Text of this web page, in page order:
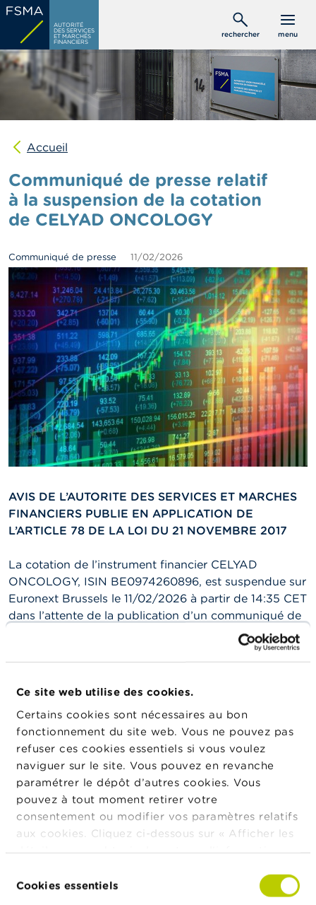
Ce site web utilise des cookies.
Certains cookies sont nécessaires au bon
fonctionnement du site web. Vous ne pouvez pas
refuser ces cookies essentiels si vous voulez
naviguer sur le site. Vous pouvez en revanche
paramétrer le dépôt d’autres cookies. Vous
pouvez à tout moment retirer votre
consentement ou modifier vos paramètres relatifs
aux cookies. Cliquez ci-dessous sur « Afficher les
détails » pour obtenir davantage d'informations.
consultable dans son intégralité
duCookies essentiels
Aller
contenu
principal
AUTORITÉ
DES SERVICES
ET MARCHÉS
FINANCIERS
rechercher menu
C
s
o
m
t
u
P
r
o
e
s
s
i
o
n
n
e
l
s
L
a
F
S
M
A
A
c
t
u
l
i
t
é
s
i
e
e
n
d
m
p
Accueil
Communiqué de presse relatif
à la suspension de la cotation
de CELYAD ONCOLOGY
Communiqué de presse 11/02/2026
AVIS DE L’AUTORITE DES SERVICES ET MARCHES
FINANCIERS PUBLIE EN APPLICATION DE
L’ARTICLE 78 DE LA LOI DU 21 NOVEMBRE 2017
La cotation de l’instrument financier CELYAD
ONCOLOGY, ISIN BE0974260896, est suspendue sur
Euronext Brussels le 11/02/2026 à partir de 14:35 CET
dans l’attente de la publication d’un communiqué de
Actualités & Mises en garde
24/07/2026
Communiqué de presse relatif à la suspension
de la cotation de IEP INVEST
22/07/2026
Évolution du secteur des fonds
d’investissement belges au premier trimestre
15/07/2026